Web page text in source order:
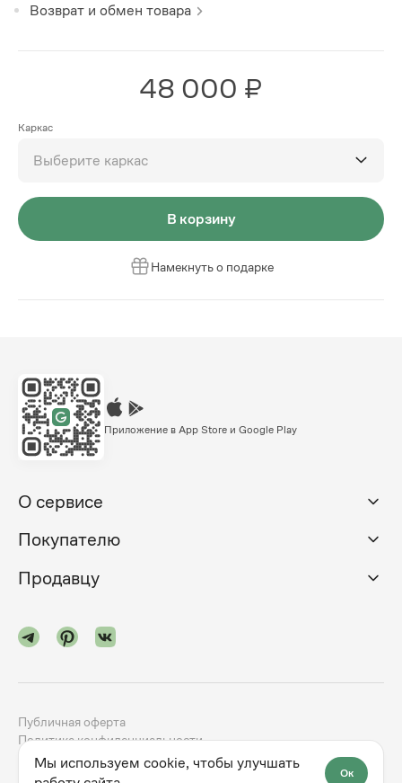
Возврат и обмен товара
48 000 ₽
Каркас
Выберите каркас
В корзину
Намекнуть о подарке
Приложение в App Store и Google Play
О сервисе
Покупателю
Продавцу
2024-2026godno.com dev.family
Публичная оферта
Политика конфиденциальности
Мы используем cookie, чтобы улучшать
Ок